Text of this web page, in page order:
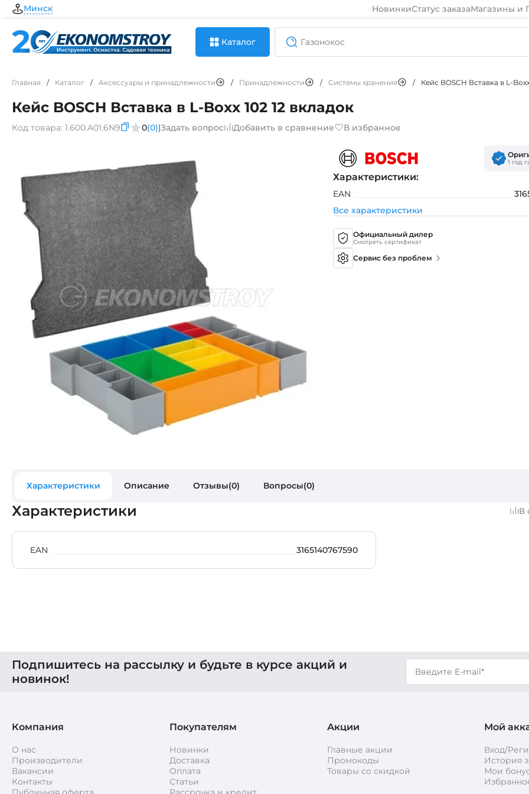
Минск НовинкиСтатус заказаМагазины и
Каталог
Главная / Каталог / Аксессуары и принадлежности / Принадлежности / Системы хранения / Кейс BOSCH Вставка в L-
Кейс BOSCH Вставка в L-Boxx 102 12 вкладок
Код товара: 1.600.A01.6N9 0(0)|Задать вопрос Добавить в сравнение В избранное
1 год
Характеристики:
EAN
Все характеристики
Официальный дилер
Смотреть сертификат
Сервис без проблем
Характеристики Описание Отзывы(0) Вопросы(0)
Характеристики В
EAN 3165140767590
Подпишитесь на рассылку и будьте в курсе акций и
новинок!
Компания
О нас
Производители
Вакансии
Контакты
Покупателям
Новинки
Доставка
Оплата
Статьи
Акции
Главные акции
Промокоды
Товары со скидкой
Мой
Вход/
История
Мои